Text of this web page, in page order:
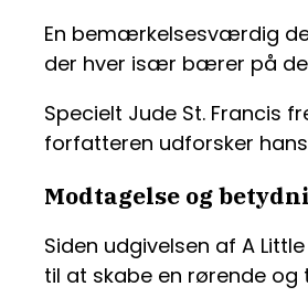
En bemærkelsesværdig
der hver især bærer på
Specielt Jude St. Francis
forfatteren udforsker
Modtagelse og
Siden udgivelsen af A
til at skabe en rørende